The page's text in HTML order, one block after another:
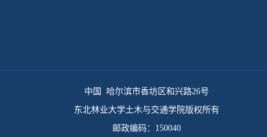
中国 哈尔滨市香坊区和兴路26号
东北林业大学土木与交通学院版权所有
邮政编码：150040